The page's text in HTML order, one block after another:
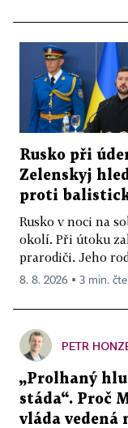
Rusko při
Zelenskyj
proti
Rusko v noci na
okolí. Při útoku
prarodiči. Jeho
8. 8. 2026 ▪ 3 min.
PETR
„Prolhaný
stáda“. Proč
vláda vedená